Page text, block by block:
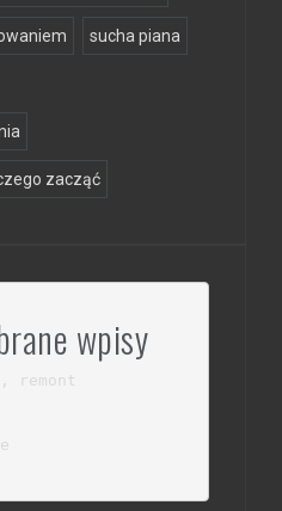
sucha piana
zacząć
wpisy
remont